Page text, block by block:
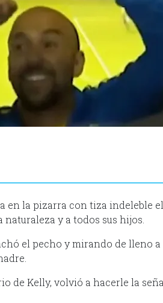
en la pizarra con tiza indeleble
y a todos sus hijos.
el pecho y mirando de lleno a
de Kelly, volvió a hacerle la